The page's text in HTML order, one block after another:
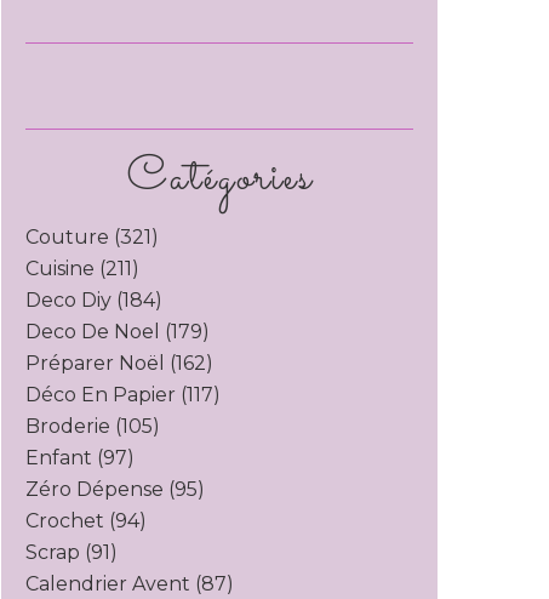
Montessori: Jeux et salle Montessori -
Catégories
Couture (321)
Cuisine (211)
Deco Diy (184)
Deco De Noel (179)
Préparer Noël (162)
Déco En Papier (117)
Broderie (105)
Enfant (97)
Zéro Dépense (95)
Crochet (94)
Scrap (91)
Calendrier Avent (87)